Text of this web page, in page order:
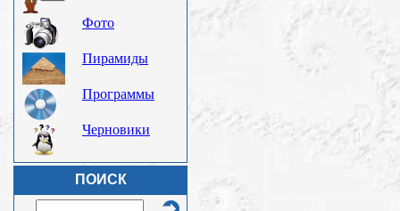
Фото
Пирамиды
Программы
Черновики
ПОИСК